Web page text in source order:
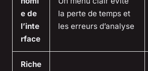
e de
l’inte
rface
la perte de temps et
les erreurs d’analyse
Riche